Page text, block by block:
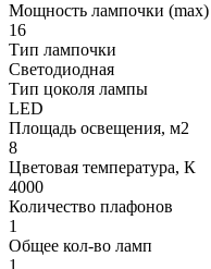
Мощность лампочки (max)
16
Тип лампочки
Светодиодная
Тип цоколя лампы
LED
Площадь освещения, м2
8
Цветовая температура, К
4000
Количество плафонов
1
Общее кол-во ламп
1